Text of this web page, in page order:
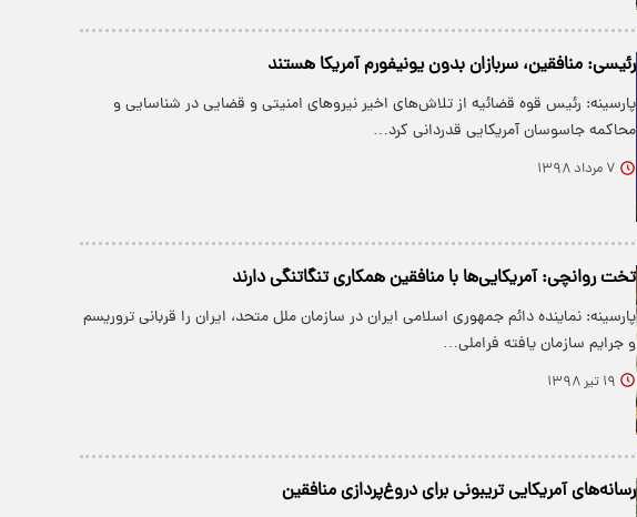
رئیسی: منافقین، سربازان بدون یونیفورم آمریکا هستند
پارسینه: رئیس قوه قضائیه از تلاش‌های اخیر نیرو‌های امنیتی و قضایی در شناسایی و
محاکمه جاسوسان آمریکایی قدردانی کرد…
۷ مرداد ۱۳۹۸
تخت روانچی: آمریکایی‌ها با منافقین همکاری تنگاتنگی دارند
پارسینه: نماینده دائم جمهوری اسلامی ایران در سازمان ملل متحد، ایران را قربانی تروریسم
و جرایم سازمان یافته فراملی…
۱۹ تیر ۱۳۹۸
رسانه‌های آمریکایی تریبونی برای دروغ‌پردازی منافقین